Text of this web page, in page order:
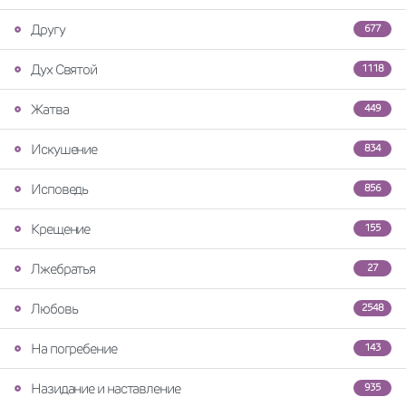
677
Другу
1118
Дух Святой
449
Жатва
834
Искушение
856
Исповедь
155
Крещение
27
Лжебратья
2548
Любовь
143
На погребение
935
Назидание и наставление